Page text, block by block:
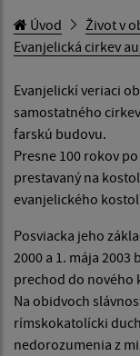
Úvod Život v
Evanjelická cirkev
Evanjelickí veriaci
samostatného
farskú budovu.
Presne 100 rokov
prestavaný na
evanjelického
Posviacka jeho
2000 a 1. mája
prechod do nového
Na obidvoch
rímskokatolícki
nedorozumenia z